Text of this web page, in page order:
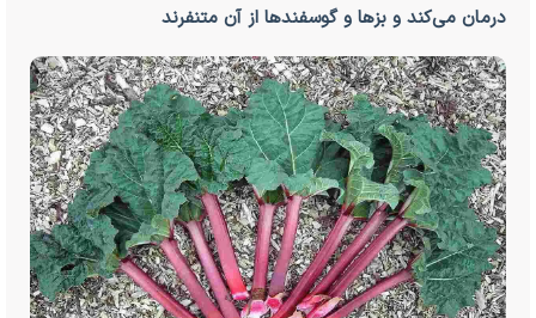
درمان می‌کند و بز‌ها و گوسفند‌ها از آن متنفرند